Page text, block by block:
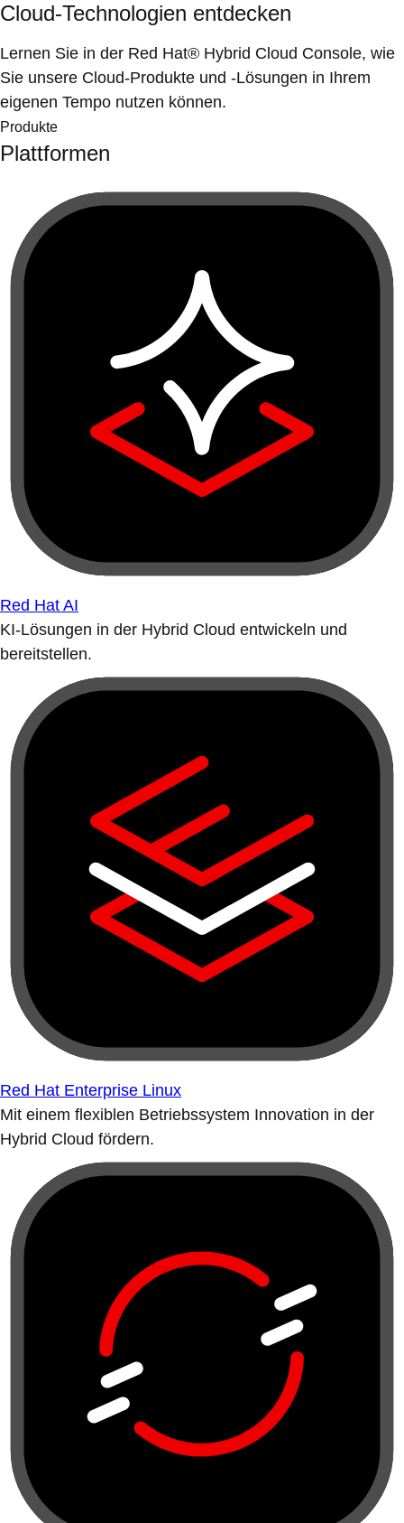
Cloud-Technologien entdecken
Lernen Sie in der Red Hat® Hybrid Cloud Console, wie
Sie unsere Cloud-Produkte und -Lösungen in Ihrem
eigenen Tempo nutzen können.
Produkte
Plattformen
Red Hat AI
KI-Lösungen in der Hybrid Cloud entwickeln und
bereitstellen.
Red Hat Enterprise Linux
Mit einem flexiblen Betriebssystem Innovation in der
Hybrid Cloud fördern.